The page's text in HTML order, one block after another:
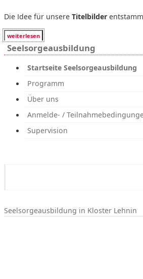
Die Idee für unsere Titelbilder
weiterlesen
Seelsorgeausbildung
Startseite Seelsorgeausbildung
Programm
Klinische
Klinische
Klinische
Seelsorgebereiche
Weitere
Über uns
Anmelde- /
Supervision
Seelsorgeausbildung in Kloster Lehnin